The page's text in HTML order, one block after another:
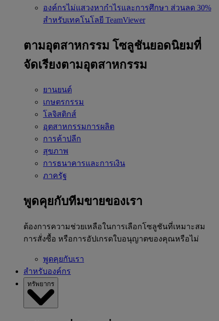
องค์กรไม่แสวงหากำไรและการศึกษา ส่วนลด 30%
สำหรับเทคโนโลยี TeamViewer
ตามอุตสาหกรรม โซลูชันยอดนิยมที่
จัดเรียงตามอุตสาหกรรม
ยานยนต์
เกษตรกรรม
โลจิสติกส์
อุตสาหกรรมการผลิต
การค้าปลีก
สุขภาพ
การธนาคารและการเงิน
ภาครัฐ
พูดคุยกับทีมขายของเรา
ต้องการความช่วยเหลือในการเลือกโซลูชันที่เหมาะสม
การสั่งซื้อ หรือการอัปเกรดใบอนุญาตของคุณหรือไม่
พูดคุยกับเรา
สำหรับองค์กร
ทรัพยากร